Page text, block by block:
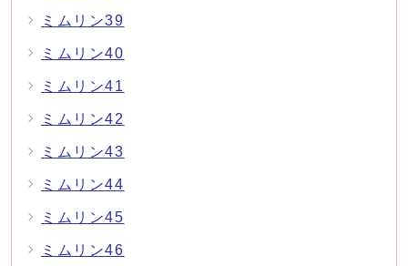
ミムリン39
ミムリン40
ミムリン41
ミムリン42
ミムリン43
ミムリン44
ミムリン45
ミムリン46